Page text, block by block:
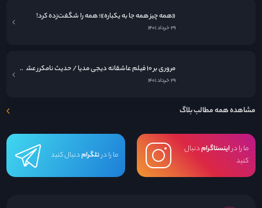
«همه چیز همه جا به یکباره»؛ همه را شگفت‌زده کرد!
۲۹ خرداد ۱۴۰۱
مروری بر ۱۰ فیلم عاشقانه دیجی مدیا / حدیث نامکرر عشق در قاب سینما
۲۹ خرداد ۱۴۰۱
مشاهده همه مطالب بلاگ
ما را دراینستاگرامدنبال
کنید
ما را درتلگرامدنبال کنید